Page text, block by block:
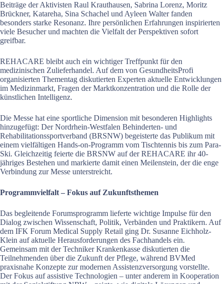
Beiträge der Aktivisten Raul Krauthausen, Sabrina Lorenz, Moritz
Brückner, Katareha, Sina Schachel und Ayleen Walter fanden
besonders starke Resonanz. Ihre persönlichen Erfahrungen inspirierten
viele Besucher und machten die Vielfalt der Perspektiven sofort
greifbar.
REHACARE bleibt auch ein wichtiger Treffpunkt für den
medizinischen Zulieferhandel. Auf dem von GesundheitsProfi
organisierten Thementag diskutierten Experten aktuelle Entwicklungen
im Medizinmarkt, Fragen der Marktkonzentration und die Rolle der
künstlichen Intelligenz.
Die Messe hat eine sportliche Dimension mit besonderen Highlights
hinzugefügt: Der Nordrhein-Westfalen Behinderten- und
Rehabilitationssportverband (BRSNW) begeisterte das Publikum mit
einem vielfältigen Hands-on-Programm vom Tischtennis bis zum Para-
Ski. Gleichzeitig feierte die BRSNW auf der REHACARE ihr 40-
jähriges Bestehen und markierte damit einen Meilenstein, der die enge
Verbindung zur Messe unterstreicht.
Programmvielfalt – Fokus auf Zukunftsthemen
Das begleitende Forumsprogramm lieferte wichtige Impulse für den
Dialog zwischen Wissenschaft, Politik, Verbänden und Praktikern. Auf
dem IFK Forum Medical Supply Retail ging Dr. Susanne Eichholz-
Klein auf aktuelle Herausforderungen des Fachhandels ein.
Gemeinsam mit der Techniker Krankenkasse diskutierten die
Teilnehmenden über die Zukunft der Pflege, während BVMed
praxisnahe Konzepte zur modernen Assistenzversorgung vorstellte.
Der Fokus auf assistive Technologien – unter anderem in Kooperation